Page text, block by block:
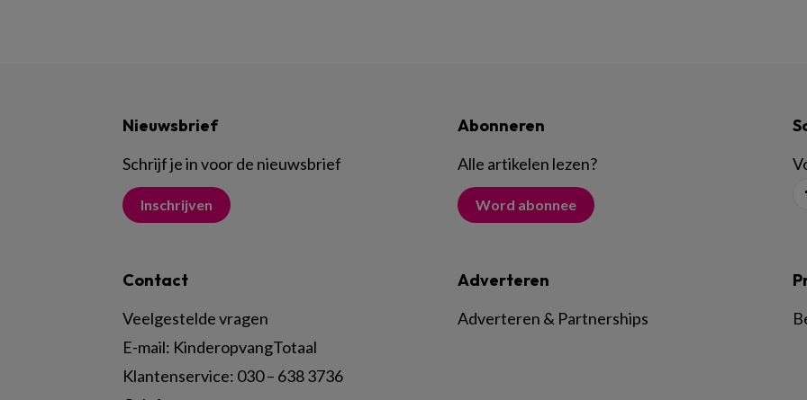
Nieuwsbrief
Schrijf je in voor de nieuwsbrief
Inschrijven
Abonneren
Alle artikelen lezen?
Word abonnee
Contact
Veelgestelde vragen
E-mail: KinderopvangTotaal
Klantenservice: 030 – 638 3736
Adverteren
Adverteren & Partnerships